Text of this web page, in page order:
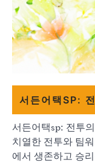
서든어택SP:
서든어택sp: 전투
치열한 전투와 팀
에서 생존하고 승